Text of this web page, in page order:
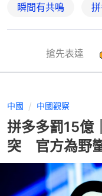
瞬間有共鳴
搶先表達
中國 中國觀察
拼多多罰15億
突 官方為野